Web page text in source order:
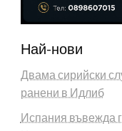
Най-нови
Двама сирийски
ранени в Идлиб
Испания въвежда